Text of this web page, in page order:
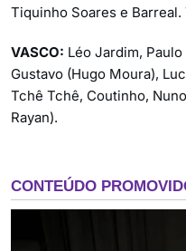
Tiquinho Soares e
VASCO: Léo Jardim,
Gustavo (Hugo Moura),
Tchê Tchê, Coutinho,
Rayan).